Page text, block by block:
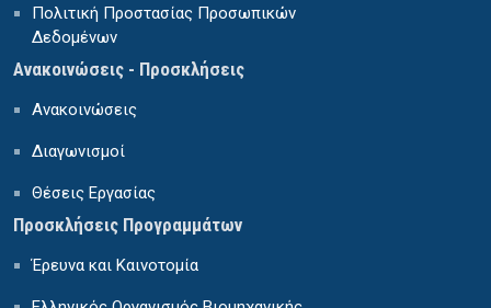
Πολιτική Προστασίας Προσωπικών
Δεδομένων
Ανακοινώσεις - Προσκλήσεις
Ανακοινώσεις
Διαγωνισμοί
Θέσεις Εργασίας
Προσκλήσεις Προγραμμάτων
Έρευνα και Καινοτομία